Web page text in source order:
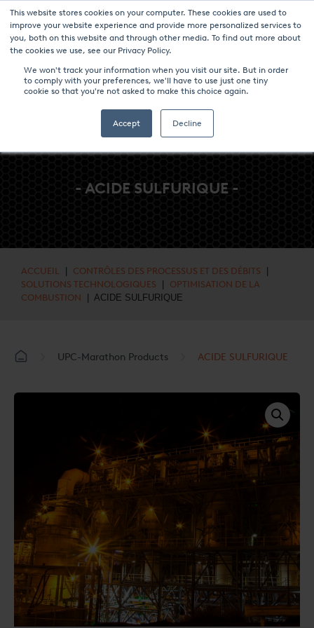
This website stores cookies on your computer. These cookies are used to
improve your website experience and provide more personalized services to
you, both on this website and through other media. To find out more about
the cookies we use, see our Privacy Policy.
We won't track your information when you visit our site. But in order
to comply with your preferences, we'll have to use just one tiny
cookie so that you're not asked to make this choice again.
Accept Decline
NOUVELLES ET ÉVÉNEMENTS MÉDIAS CARRIÈRES CONTACT
- ACIDE SULFURIQUE -
ACCUEIL CONTRÔLES DES PROCESSUS ET DES DÉBITS
SOLUTIONS TECHNOLOGIQUES
OPTIMISATION DE LA
COMBUSTION | ACIDE SULFURIQUE
UPC-Marathon Products ACIDE SULFURIQUE